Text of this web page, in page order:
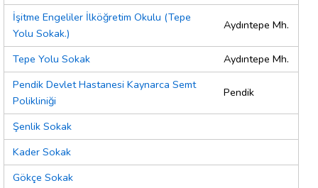
İşitme Engeliler İlköğretim Okulu (Tepe
Yolu Sokak.)
Aydıntepe Mh.
Tepe Yolu Sokak
Aydıntepe Mh.
Pendik Devlet Hastanesi Kaynarca Semt
Polikliniği
Pendik
Şenlik Sokak
Kader Sokak
Gökçe Sokak